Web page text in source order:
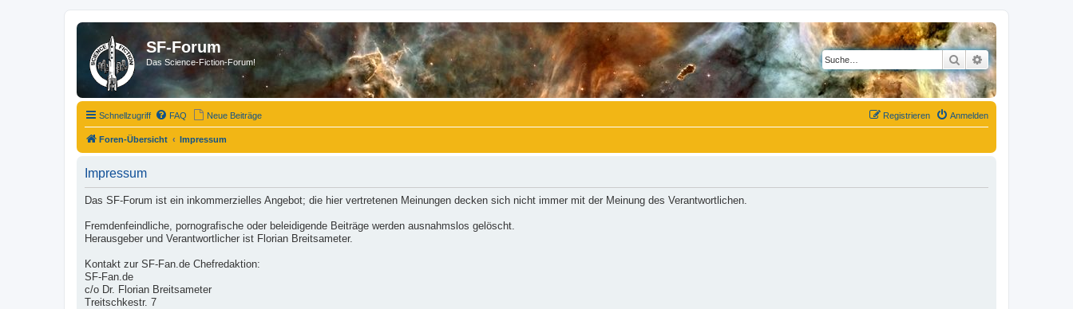
SF-Forum
Das Science-Fiction-Forum! SucheErweiterte Suche
Schnellzugriff FAQ Neue Beiträge Anmelden
Registrieren
Foren-Übersicht Impressum
Impressum
Das SF-Forum ist ein inkommerzielles Angebot; die hier vertretenen Meinungen decken sich nicht immer mit der Meinung des Verantwortlichen.
Fremdenfeindliche, pornografische oder beleidigende Beiträge werden ausnahmslos gelöscht.
Herausgeber und Verantwortlicher ist Florian Breitsameter.
Kontakt zur SF-Fan.de Chefredaktion:
SF-Fan.de
c/o Dr. Florian Breitsameter
Treitschkestr. 7